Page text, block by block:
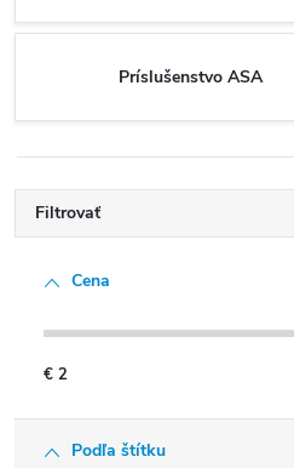
Príslušenstvo ASA
Filtrovať
Cena
€ 2
Podľa štítku